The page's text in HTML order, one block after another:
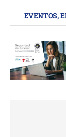
EVENTOS,